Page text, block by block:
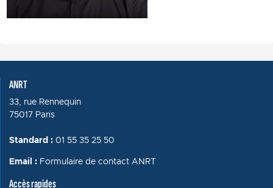
ANRT
33, rue Rennequin
75017 Paris
Standard : 01 55 35 25 50
Email : Formulaire de contact ANRT
Accès rapides